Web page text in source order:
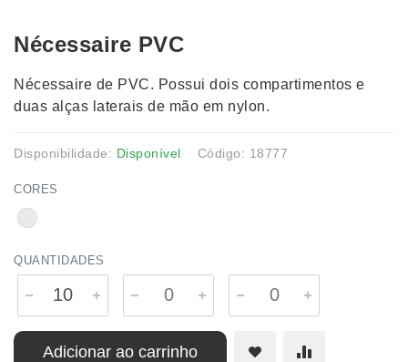
Nécessaire PVC
Nécessaire de PVC. Possui dois compartimentos e
duas alças laterais de mão em nylon.
Disponibilidade: Disponível Código: 18777
CORES
QUANTIDADES
Adicionar ao carrinho